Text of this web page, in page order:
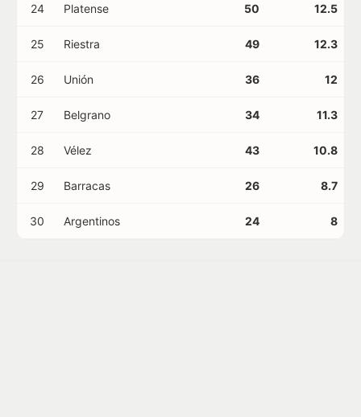
24 Platense 50 12.5
25 Riestra 49 12.3
26 Unión 36 12
27 Belgrano 34 11.3
28 Vélez 43 10.8
29 Barracas 26 8.7
30 Argentinos 24 8